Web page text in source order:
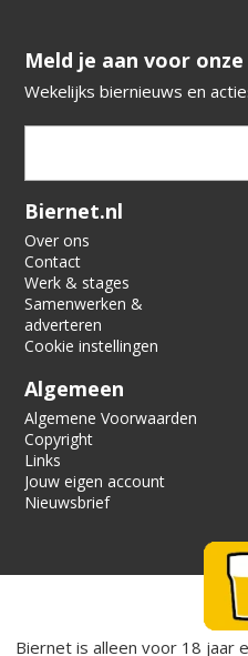
​​​​​​​Meld je aan voor
Wekelijks biernieuws en
Verification code:
Biernet.nl
Over ons
Contact
Werk & stages
Samenwerken &
adverteren
Cookie instellingen
Algemeen
Algemene Voorwaarden
Copyright
Links
Jouw eigen account
Nieuwsbrief
Biernet is alleen voor 18 jaar